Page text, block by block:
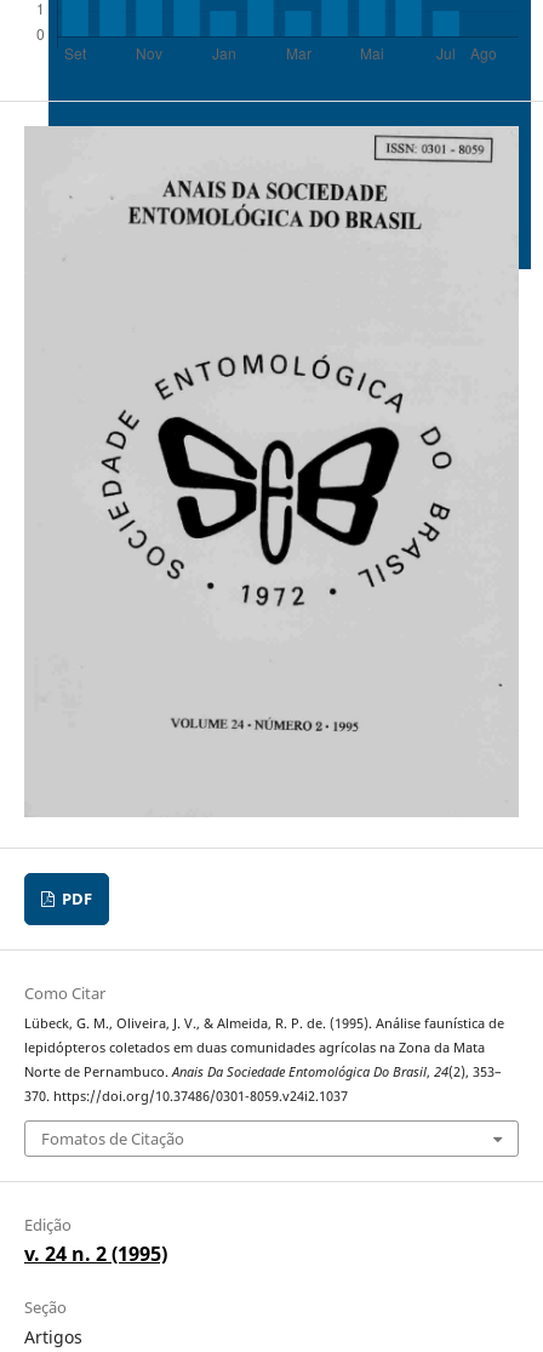
PDF
Como Citar
Lübeck, G. M., Oliveira, J. V., & Almeida, R. P. de. (1995). Análise faunística de
lepidópteros coletados em duas comunidades agrícolas na Zona da Mata
Norte de Pernambuco. Anais Da Sociedade Entomológica Do Brasil, 24(2), 353–
370. https://doi.org/10.37486/0301-8059.v24i2.1037
Fomatos de Citação
Edição
v. 24 n. 2 (1995)
Seção
Artigos